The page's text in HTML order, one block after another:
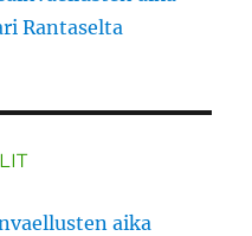
Rantaselta
aika